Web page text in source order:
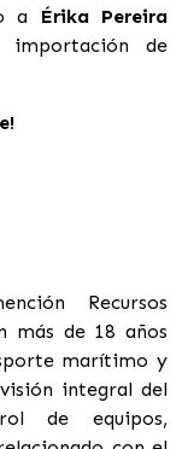
a Érika Pereira
de
Recursos
más de 18 años
marítimo y
integral del
de equipos,